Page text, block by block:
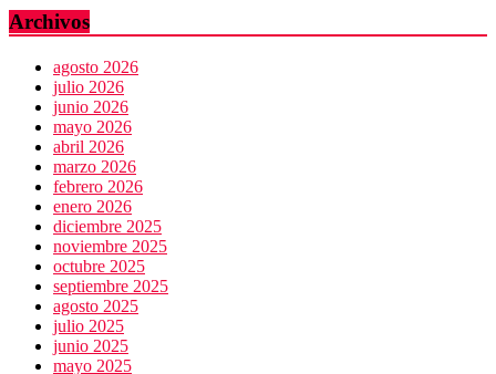
Archivos
agosto 2026
julio 2026
junio 2026
mayo 2026
abril 2026
marzo 2026
febrero 2026
enero 2026
diciembre 2025
noviembre 2025
octubre 2025
septiembre 2025
agosto 2025
julio 2025
junio 2025
mayo 2025